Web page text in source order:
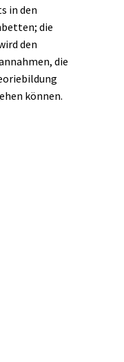
in den
die
den
die
können.